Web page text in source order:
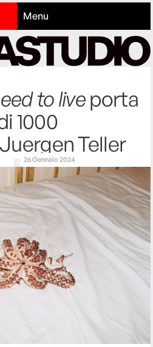
Menu
to liveporta
1000
Teller
26 Gennaio 2024